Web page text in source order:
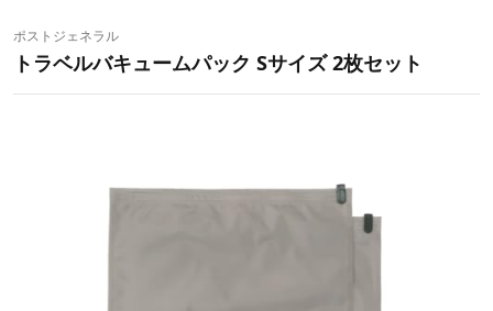
ポストジェネラル
トラベルバキュームパック Sサイズ 2枚セット